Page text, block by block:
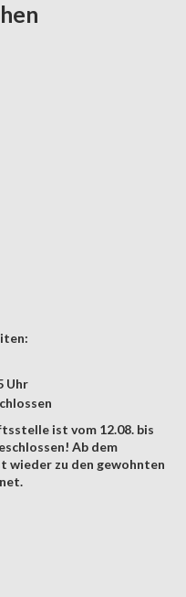
Uhr
ist vom 12.08. bis
Ab dem
wieder zu den gewohnten